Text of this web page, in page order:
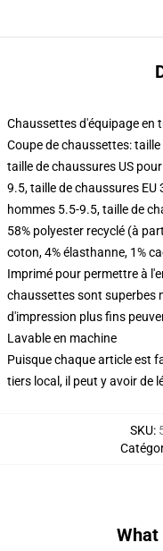
Chaussettes d'équipage en
Coupe de chaussettes:
taille de chaussures US
9.5, taille de chaussures
hommes 5.5-9.5, taille de
58% polyester recyclé (à
coton, 4% élasthanne, 1%
Imprimé pour permettre à
chaussettes sont superbes
d'impression plus fins
Lavable en machine
Puisque chaque article est
tiers local, il peut y avoir de
SKU:
What